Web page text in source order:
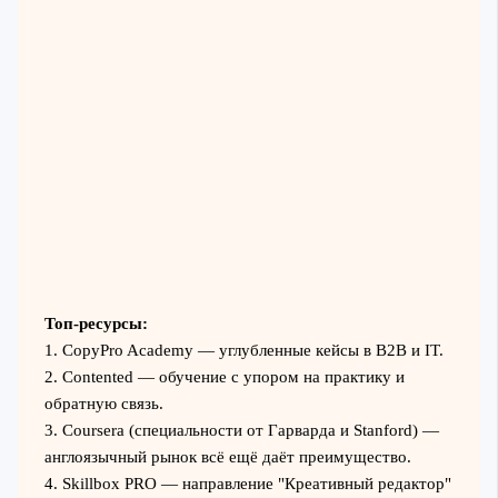
Топ-ресурсы:
1. CopyPro Academy — углубленные кейсы в B2B и IT.
2. Contented — обучение с упором на практику и
обратную связь.
3. Coursera (специальности от Гарварда и Stanford) —
англоязычный рынок всё ещё даёт преимущество.
4. Skillbox PRO — направление "Креативный редактор"